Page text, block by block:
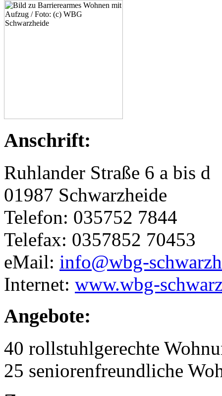
Anschrift:
Ruhlander Straße 6 a bis d
01987 Schwarzheide
Telefon: 035752 7844
Telefax: 0357852 70453
eMail: info@wbg-
Internet: www.wbg-
Angebote:
40 rollstuhlgerechte
25 seniorenfreundliche